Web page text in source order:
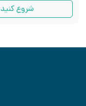
شروع کنید